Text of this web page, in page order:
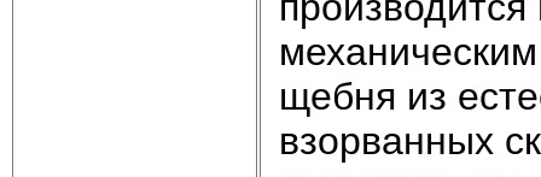
щебня из
взорванных